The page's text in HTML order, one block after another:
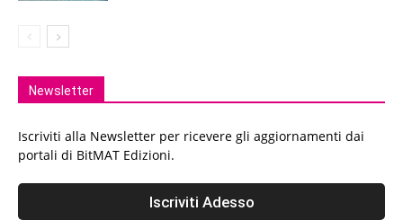
Newsletter
Iscriviti alla Newsletter per ricevere gli aggiornamenti dai
portali di BitMAT Edizioni.